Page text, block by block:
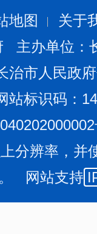
地图
关于
主办单位
治市人民政
站标识码：
分辨率，并
网站支持